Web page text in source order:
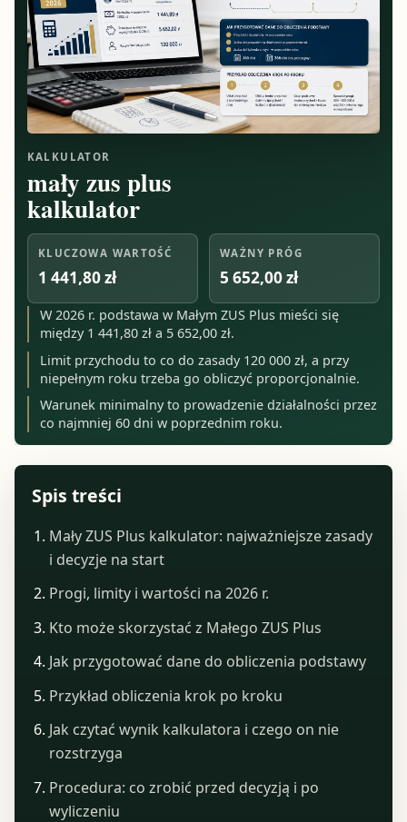
KALKULATOR
mały zus plus
kalkulator
KLUCZOWA WARTOŚĆ
1 441,80 zł
WAŻNY PRÓG
5 652,00 zł
W 2026 r. podstawa w Małym ZUS Plus mieści się
między 1 441,80 zł a 5 652,00 zł.
Limit przychodu to co do zasady 120 000 zł, a przy
niepełnym roku trzeba go obliczyć proporcjonalnie.
Warunek minimalny to prowadzenie działalności przez
co najmniej 60 dni w poprzednim roku.
Spis treści
Mały ZUS Plus kalkulator: najważniejsze zasady
i decyzje na start
Progi, limity i wartości na 2026 r.
Kto może skorzystać z Małego ZUS Plus
Jak przygotować dane do obliczenia podstawy
Przykład obliczenia krok po kroku
Jak czytać wynik kalkulatora i czego on nie
rozstrzyga
Procedura: co zrobić przed decyzją i po
wyliczeniu